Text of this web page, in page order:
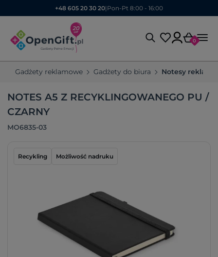
+48 605 20 30 20| Pon-Pt 8:00 - 16:00
0
Gadżety reklamowe Gadżety do biura Notesy
NOTES A5 Z RECYKLINGOWANEGO PU /
CZARNY
MO6835-03
Recykling Możliwość nadruku